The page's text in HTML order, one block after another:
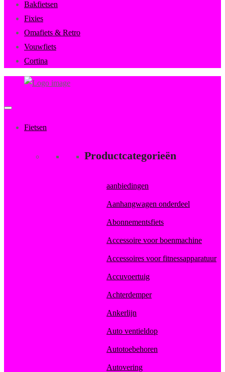
Bakfietsen
Fixies
Omafiets & Retro
Vouwfiets
Cortina
Primary
Fietsen
Productcategorieën
aanbiedingen
Aanhangwagen onderdeel
Abonnementsfiets
Accessoire voor boenmachine
Accessoires voor fitnessapparatuur
Accuvoertuig
Achterdemper
Ankerlijn
Auto ventieldop
Autotoebehoren
Autovering